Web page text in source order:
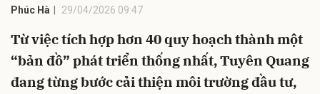
Phúc Hà 29/04/2026 09:47
Từ việc tích hợp hơn 40 quy hoạch thành một
“bản đồ” phát triển thống nhất, Tuyên Quang
đang từng bước cải thiện môi trường đầu tư,